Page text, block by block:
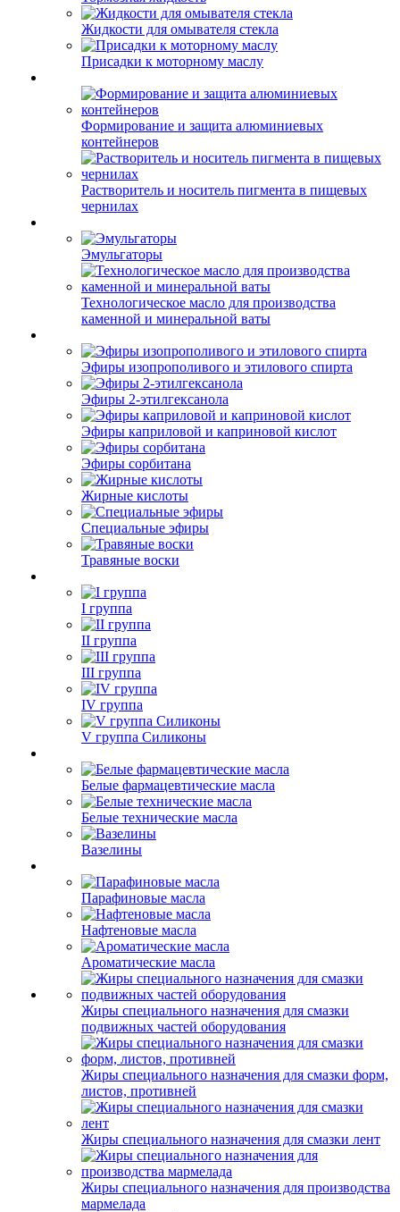
Жидкости для омывателя стекла
Присадки к моторному маслу
Формирование и защита алюминиевых
контейнеров
Растворитель и носитель пигмента в пищевых
чернилах
Эмульгаторы
Технологическое масло для производства
каменной и минеральной ваты
Эфиры изопрополивого и этилового спирта
Эфиры 2-этилгексанола
Эфиры каприловой и каприновой кислот
Эфиры сорбитана
Жирные кислоты
Специальные эфиры
Травяные воски
I группа
II группа
III группа
IV группа
V группа Силиконы
Белые фармацевтические масла
Белые технические масла
Вазелины
Парафиновые масла
Нафтеновые масла
Ароматические масла
Жиры специального назначения для смазки
подвижных частей оборудования
Жиры специального назначения для смазки форм,
листов, противней
Жиры специального назначения для смазки лент
Жиры специального назначения для производства
мармелада